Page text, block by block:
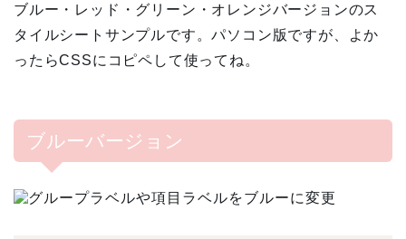
ブルー・レッド・グリーン・オレンジバージョンのス
タイルシートサンプルです。パソコン版ですが、よか
ったらCSSにコピペして使ってね。
ブルーバージョン